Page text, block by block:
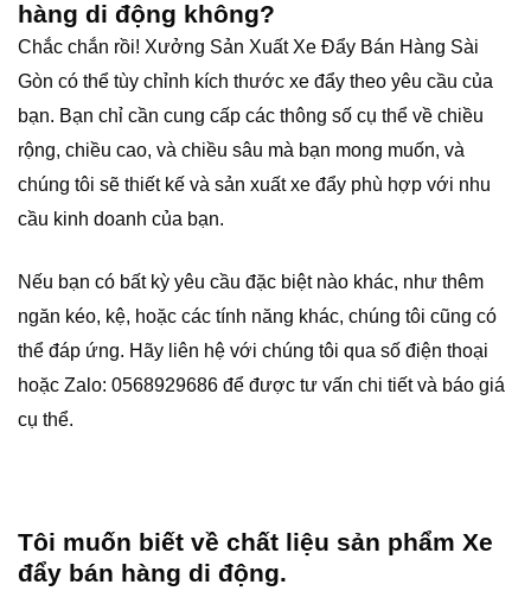
hàng di động không?
Chắc chắn rồi! Xưởng Sản Xuất Xe Đẩy Bán Hàng Sài
Gòn có thể tùy chỉnh kích thước xe đẩy theo yêu cầu của
bạn. Bạn chỉ cần cung cấp các thông số cụ thể về chiều
rộng, chiều cao, và chiều sâu mà bạn mong muốn, và
chúng tôi sẽ thiết kế và sản xuất xe đẩy phù hợp với nhu
cầu kinh doanh của bạn.
Nếu bạn có bất kỳ yêu cầu đặc biệt nào khác, như thêm
ngăn kéo, kệ, hoặc các tính năng khác, chúng tôi cũng có
thể đáp ứng. Hãy liên hệ với chúng tôi qua số điện thoại
hoặc Zalo: 0568929686 để được tư vấn chi tiết và báo giá
cụ thể.
Tôi muốn biết về chất liệu sản phẩm Xe
đẩy bán hàng di động.